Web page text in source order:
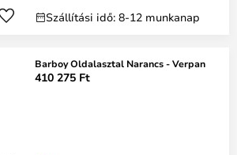
Szállítási idő: 8-12 munkanap
Barboy Oldalasztal Narancs - Verpan
410 275 Ft